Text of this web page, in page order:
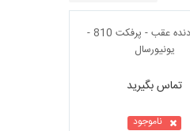
تماس بگیرید
ناموجود